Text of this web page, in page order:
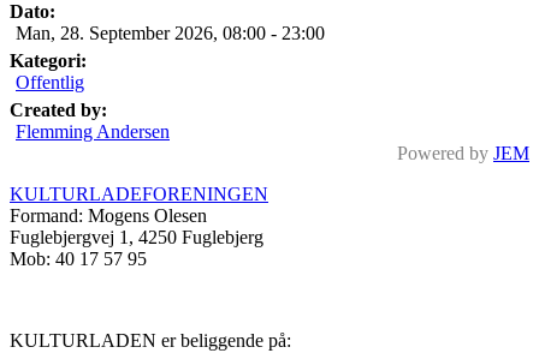
Dato:
Man, 28. September 2026, 08:00 - 23:00
Kategori:
Offentlig
Created by:
Flemming Andersen
Powered by JEM
KULTURLADEFORENINGEN
Formand: Mogens Olesen
Fuglebjergvej 1, 4250 Fuglebjerg
Mob: 40 17 57 95
KULTURLADEN er beliggende på: